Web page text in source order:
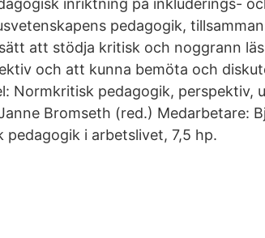
inriktning på inkluderings-
pedagogik,
att stödja kritisk och noggrann
och att kunna bemöta och
Normkritisk pedagogik, perspektiv,
Bromseth (red.) Medarbetare:
pedagogik i arbetslivet, 7,5 hp.